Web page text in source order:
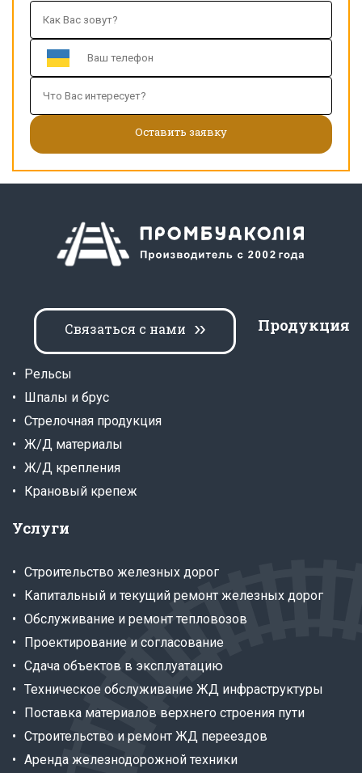
Услуги
Строительство железных дорог
Капитальный и текущий ремонт железных дорог
Обслуживание и ремонт тепловозов
Проектирование и согласование
Сдача объектов в эксплуатацию
Техническое обслуживание ЖД инфраструктуры
Поставка материалов верхнего строения пути
Строительство и ремонт ЖД переездов
Аренда железнодорожной техники
Продукция
Рельсы
Шпалы и брус
Стрелочная продукция
Ж/Д материалы
Ж/Д крепления
Крановый крепеж
Связаться с нами